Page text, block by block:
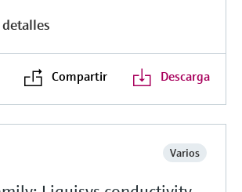
Compartir Descarga
Varios